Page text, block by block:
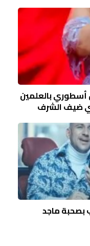
بالعلمين
ضيف الشرف
بصحبة ماجد